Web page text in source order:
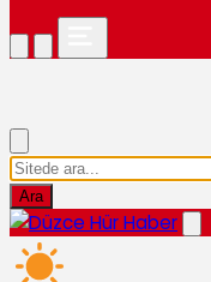
Ara